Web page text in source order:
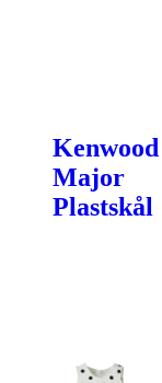
Kenwood
Major
Plastskål